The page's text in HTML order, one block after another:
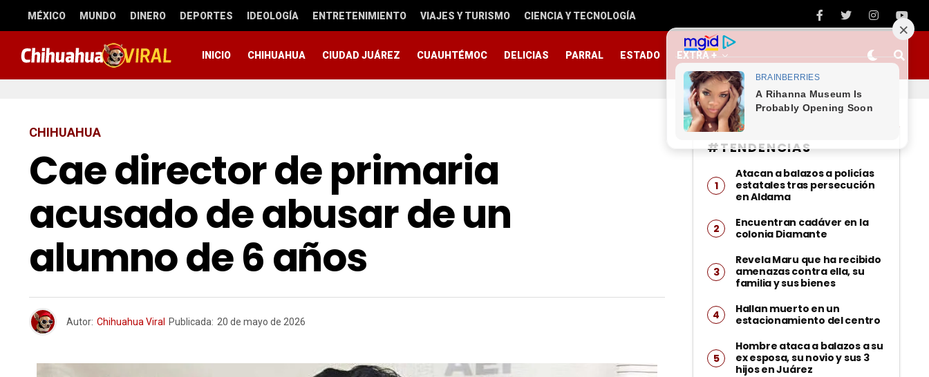
MÉXICO MUNDO DINERO DEPORTES IDEOLOGÍA ENTRETENIMIENTO VIAJES Y TURISMO CIENCIA Y TECNOLOGÍA
INICIO CHIHUAHUA CIUDAD JUÁREZ CUAUHTÉMOC DELICIAS PARRAL ESTADO EXTRA +
CHIHUAHUA
Cae director de primaria
acusado de abusar de un
alumno de 6 años
Autor: Chihuahua Viral Publicada: 20 de mayo de 2026
#TENDENCIAS
Atacan a balazos a policías
estatales tras persecución
en Aldama
Encuentran cadáver en la
colonia Diamante
Revela Maru que ha recibido
amenazas contra ella, su
familia y sus bienes
Hallan muerto en un
estacionamiento del centro
Hombre ataca a balazos a su
ex esposa, su novio y sus 3
hijos en Juárez